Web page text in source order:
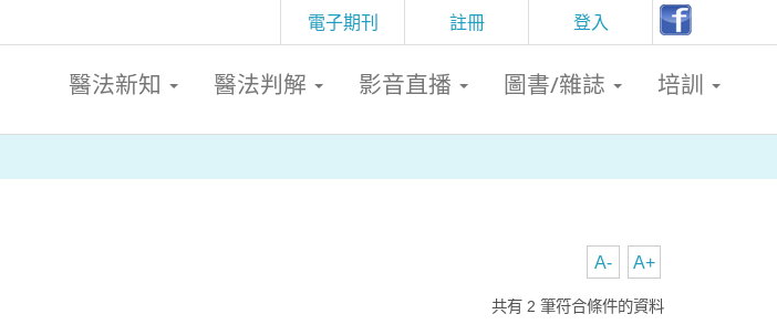
註冊 登入
電子期刊
醫法新知 醫法判解 影音直播 圖書/雜誌 培訓
A+
A-
共有 2 筆符合條件的資料